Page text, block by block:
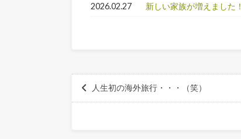
2026.02.27 新しい家族が増えました！
人生初の海外旅行・・・（笑）